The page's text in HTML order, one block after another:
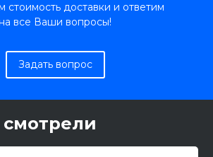
стоимость доставки и ответим
все Ваши вопросы!
Задать вопрос